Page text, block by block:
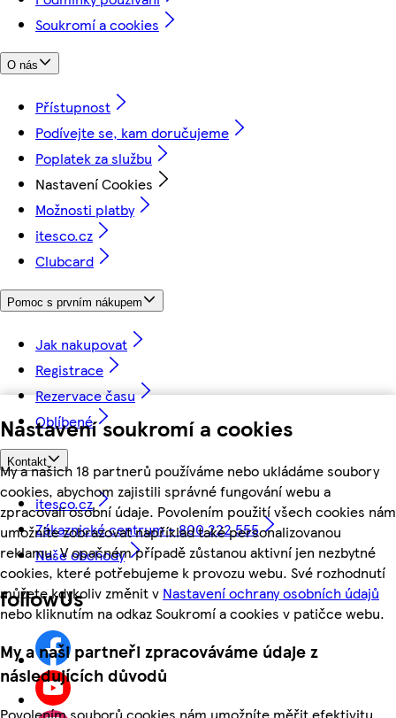
Nastavení soukromí a cookies
My a našich 18 partnerů používáme nebo ukládáme soubory
cookies, abychom zajistili správné fungování webu a
zpracovali osobní údaje. Povolením použití všech cookies nám
umožníte zobrazovat například také personalizovanou
reklamu. V opačném případě zůstanou aktivní jen nezbytné
cookies, které potřebujeme k provozu webu. Své rozhodnutí
můžete kdykoliv změnit v Nastavení ochrany osobních údajů
nebo kliknutím na odkaz Soukromí a cookies v patičce webu.
My a naši partneři zpracováváme údaje z
následujících důvodů
Soukromí a cookies
O nás
Přístupnost
Podívejte se, kam doručujeme
Poplatek za službu
Nastavení Cookies
Možnosti platby
itesco.cz
Clubcard
Pomoc s prvním nákupem
Jak nakupovat
Registrace
Rezervace času
Oblíbené
Kontakt
itesco.cz
Zákaznické centrum - 800 222 555
Naše obchody
followUs